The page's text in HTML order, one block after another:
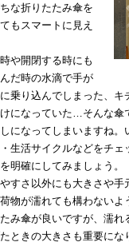
な折りたたみ傘を
もスマートに見え
や開閉する時にも
だ時の水滴で手が
乗り込んでしまった、キ
になっていた…そんな傘
になってしまいますね。
生活サイクルなどをチェ
明確にしてみましょう。
すさ以外にも大きさや
物が濡れても構わないよ
み傘が良いですが、濡れ
ときの大きさも重要にな